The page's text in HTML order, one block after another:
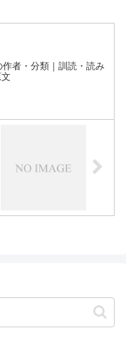
作者・分類｜訓読・読み